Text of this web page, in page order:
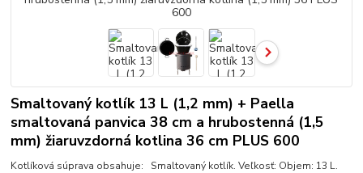
Smaltovaný kotlík 13 L (1,2 mm) + Paella
smaltovaná panvica 38 cm a hrubostenná (1,5
mm) žiaruvzdorná kotlina 36 cm PLUS 600
Kotlíková súprava obsahuje: Smaltovaný kotlík. Veľkosť: Objem: 13 L.